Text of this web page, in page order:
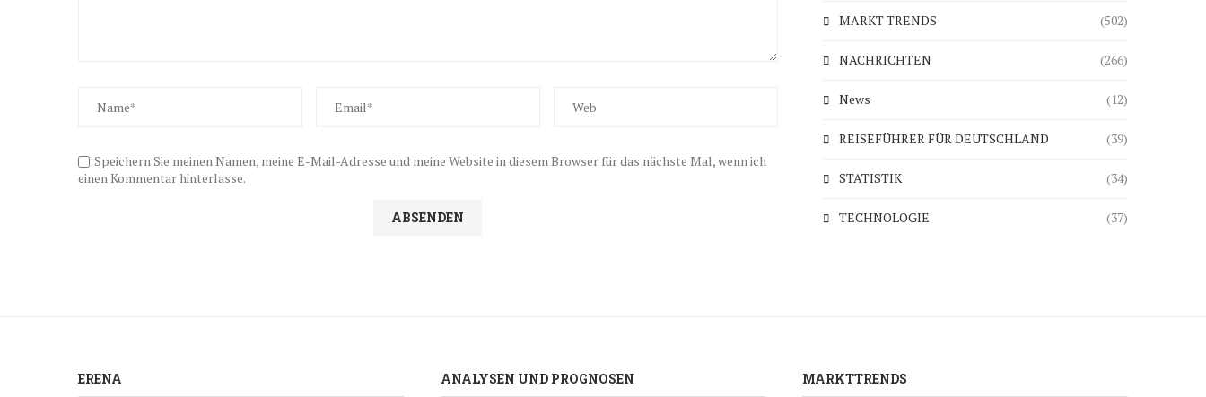
Speichern Sie meinen Namen, meine E-Mail-Adresse und meine Website in diesem Browser für das nächste Mal, wenn ich
einen Kommentar hinterlasse.
MARKT TRENDS (502)
NACHRICHTEN (266)
News (12)
REISEFÜHRER FÜR DEUTSCHLAND (39)
STATISTIK (34)
TECHNOLOGIE (37)
ERENA ANALYSEN UND PROGNOSEN MARKTTRENDS